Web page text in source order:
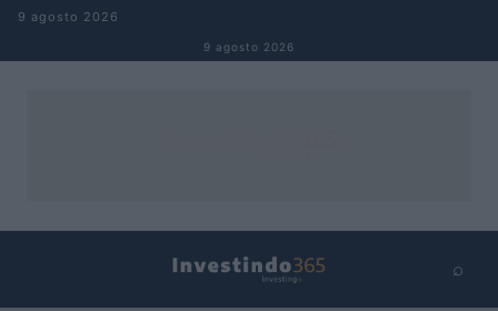
Pular para o conteúdo
9 agosto 2026
9 agosto 2026
⌕